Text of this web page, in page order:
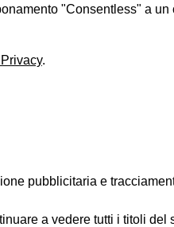
"Consentless" a
.
pubblicitaria e
a vedere tutti i titoli